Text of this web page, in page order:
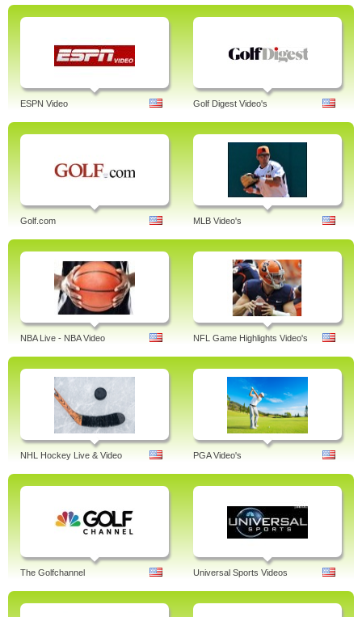
ESPN Video Golf Digest Video's
Golf.com MLB Video's
NBA Live - NBA Video NFL Game Highlights Video's
NHL Hockey Live & Video PGA Video's
The Golfchannel Universal Sports Videos